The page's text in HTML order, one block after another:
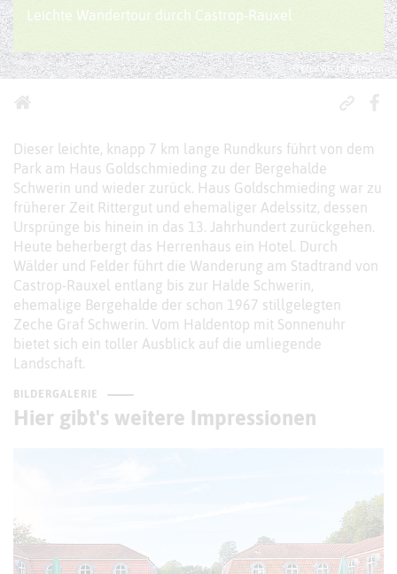
© Kreis Recklinghausen
Leichte Wandertour durch Castrop-Rauxel
Dieser leichte, knapp 7 km lange Rundkurs führt von dem
Park am Haus Goldschmieding zu der Bergehalde
Schwerin und wieder zurück. Haus Goldschmieding war zu
früherer Zeit Rittergut und ehemaliger Adelssitz, dessen
Ursprünge bis hinein in das 13. Jahrhundert zurückgehen.
Heute beherbergt das Herrenhaus ein Hotel. Durch
Wälder und Felder führt die Wanderung am Stadtrand von
Castrop-Rauxel entlang bis zur Halde Schwerin,
ehemalige Bergehalde der schon 1967 stillgelegten
Zeche Graf Schwerin. Vom Haldentop mit Sonnenuhr
bietet sich ein toller Ausblick auf die umliegende
Landschaft.
BILDERGALERIE
Hier gibt's weitere Impressionen